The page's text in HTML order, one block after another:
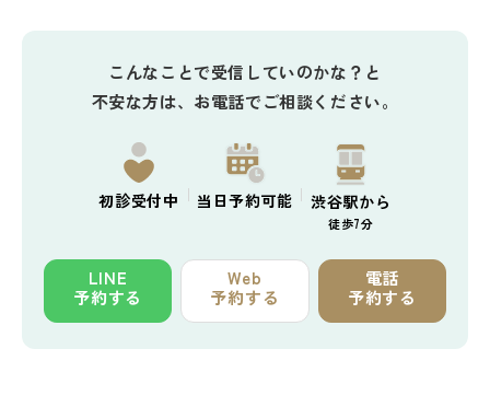
初診受付中 当日予約可能 渋谷駅から
徒歩7分
LINE
予約する
Web
予約する
電話
予約する
こんなことで受信していのかな？と
不安な方は、お電話でご相談ください。